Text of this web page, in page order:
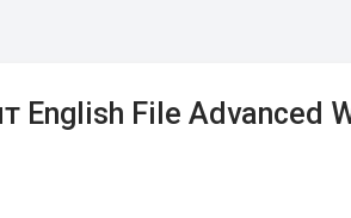
English File Advanced